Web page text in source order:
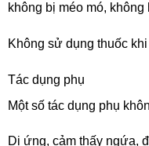
không bị méo mó, không
Không sử dụng thuốc
Tác dụng phụ
Một số tác dụng phụ
Dị ứng, cảm thấy ngứa,